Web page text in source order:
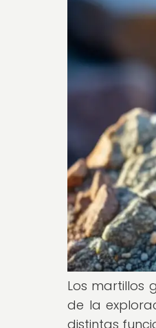
Los martillos
de la
distintas